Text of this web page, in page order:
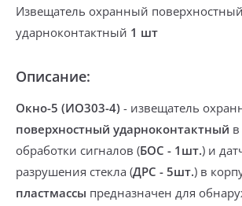
Извещатель охранный поверхностный
ударноконтактный 1 шт
Описание:
Окно-5 (ИО303-4) - извещатель
поверхностный ударноконтактный
обработки сигналов (БОС - 1шт.) и
разрушения стекла (ДРС - 5шт.) в
пластмассы предназначен для